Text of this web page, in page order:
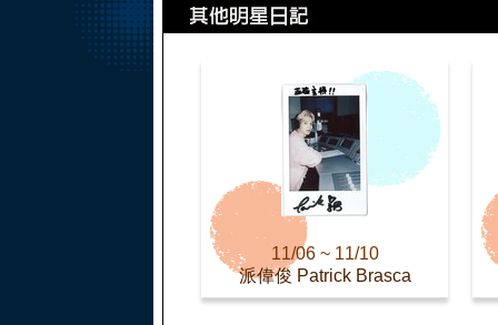
11/06 ~ 11/10
派偉俊 Patrick Brasca